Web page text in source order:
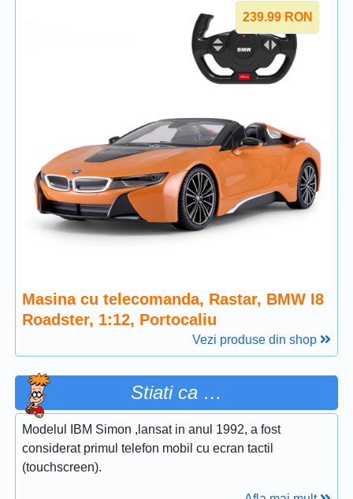
239.99 RON
Masina cu telecomanda, Rastar, BMW I8
Roadster, 1:12, Portocaliu
Vezi produse din shop
Stiati ca …
Modelul IBM Simon ,lansat in anul 1992, a fost
considerat primul telefon mobil cu ecran tactil
(touchscreen).